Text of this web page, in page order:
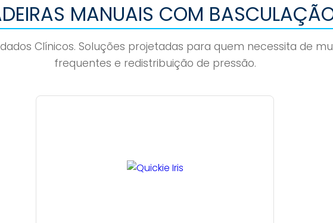
MANUAIS COM
Clínicos. Soluções projetadas para quem necessita de
frequentes e redistribuição de pressão.